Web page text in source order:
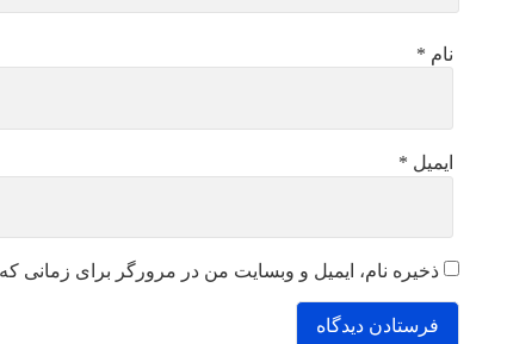
نام *
ایمیل *
ذخیره نام، ایمیل و وبسایت من در مرورگر برای زمانی